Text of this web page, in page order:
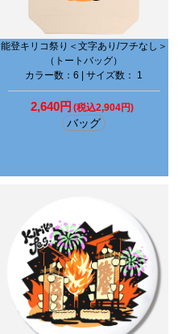
能登キリコ祭り＜文字あり/フチなし＞
（トートバッグ）
カラー数：6 | サイズ数： 1
2,640円 (税込2,904円)
バッグ